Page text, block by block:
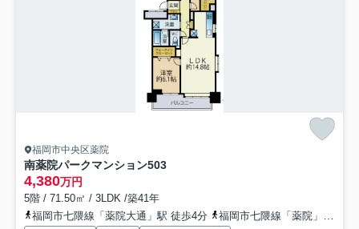
福岡市中央区薬院
南薬院パークマンション503
4,380万円
5階 / 71.50㎡ / 3LDK /築41年
福岡市七隈線「薬院大通」駅 徒歩4分
福岡市七隈線「薬院」駅 徒歩10分